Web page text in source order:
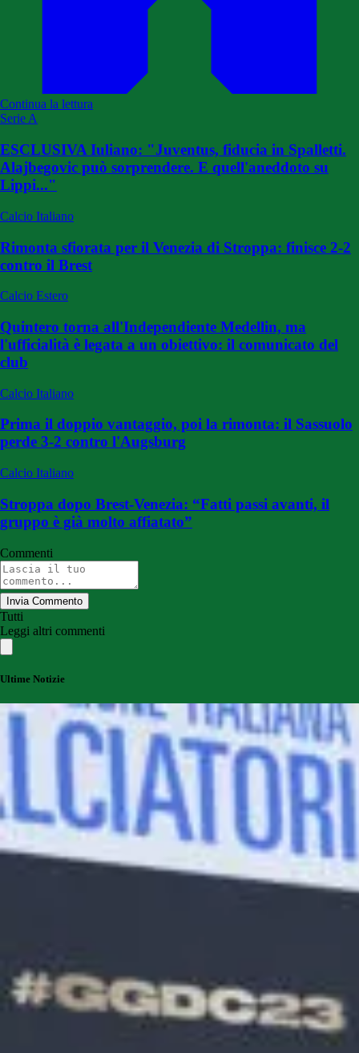
Continua la lettura
Serie A
ESCLUSIVA Iuliano: "Juventus, fiducia in Spalletti.
Alajbegovic può sorprendere. E quell'aneddoto su
Lippi..."
Calcio Italiano
Rimonta sfiorata per il Venezia di Stroppa: finisce 2-2
contro il Brest
Calcio Estero
Quintero torna all'Independiente Medellin, ma
l'ufficialità è legata a un obiettivo: il comunicato del
club
Calcio Italiano
Prima il doppio vantaggio, poi la rimonta: il Sassuolo
perde 3-2 contro l'Augsburg
Calcio Italiano
Stroppa dopo Brest-Venezia: “Fatti passi avanti, il
gruppo è già molto affiatato”
Commenti
Invia Commento
Tutti
Leggi altri commenti
Ultime Notizie